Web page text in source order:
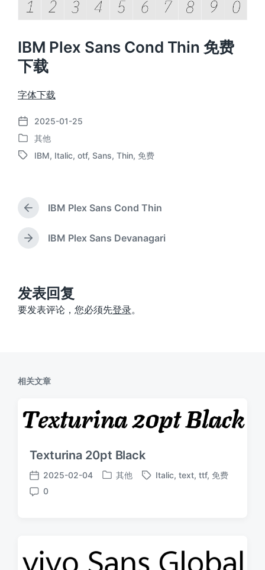
IBM Plex Sans Cond Thin 免费
下载
字体下载
发
布
日
2025-01-25
发
布
其他
标
IBM, Italic, otf, Sans, Thin, 免费
上
篇
文
章
IBM Plex Sans Cond Thin
下
：
IBM Plex Sans Devanagari
发表回复
要发表评论，您必须先登录。
相关文章
Texturina 20pt Black
发
布
2025-02-04
发
其他
标
Italic, text, ttf, 免费
评
0